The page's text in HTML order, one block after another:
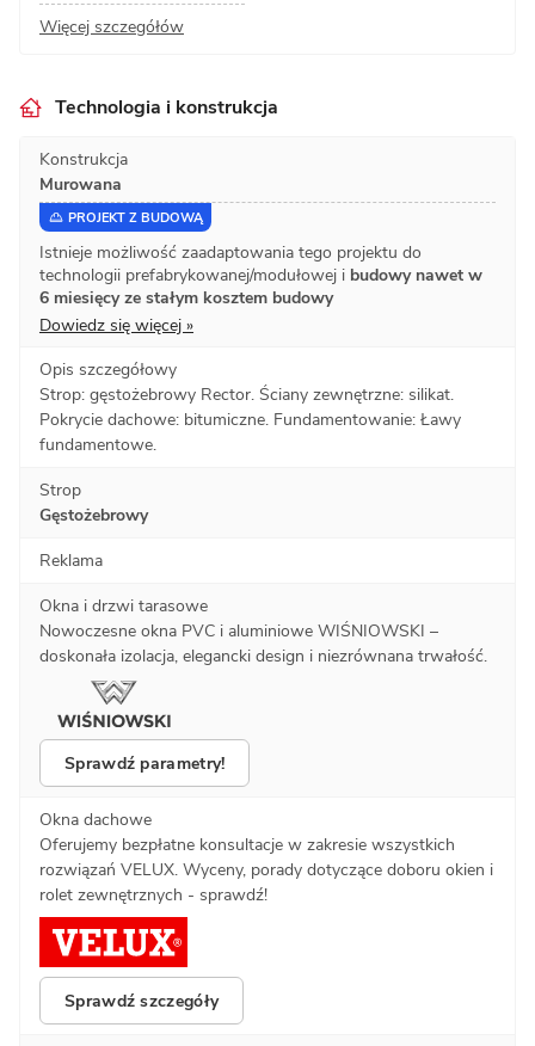
Więcej szczegółów
Technologia i konstrukcja
Konstrukcja
Murowana
PROJEKT Z BUDOWĄ
Istnieje możliwość zaadaptowania tego projektu do
technologii prefabrykowanej/modułowej i budowy nawet w
6 miesięcy ze stałym kosztem budowy
Dowiedz się więcej »
Opis szczegółowy
Strop: gęstożebrowy Rector. Ściany zewnętrzne: silikat.
Pokrycie dachowe: bitumiczne. Fundamentowanie: Ławy
fundamentowe.
Strop
Gęstożebrowy
Reklama
Okna i drzwi tarasowe
Nowoczesne okna PVC i aluminiowe WIŚNIOWSKI –
doskonała izolacja, elegancki design i niezrównana trwałość.
Sprawdź parametry!
Okna dachowe
Oferujemy bezpłatne konsultacje w zakresie wszystkich
rozwiązań VELUX. Wyceny, porady dotyczące doboru okien i
rolet zewnętrznych - sprawdź!
Sprawdź szczegóły